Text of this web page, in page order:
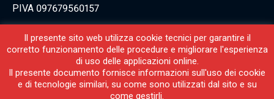
PIVA 097679560157
Il presente sito web utilizza cookie tecnici per garantire il
corretto funzionamento delle procedure e migliorare l'esperienza
di uso delle applicazioni online.
Il presente documento fornisce informazioni sull'uso dei cookie
e di tecnologie similari, su come sono utilizzati dal sito e su
come gestirli.